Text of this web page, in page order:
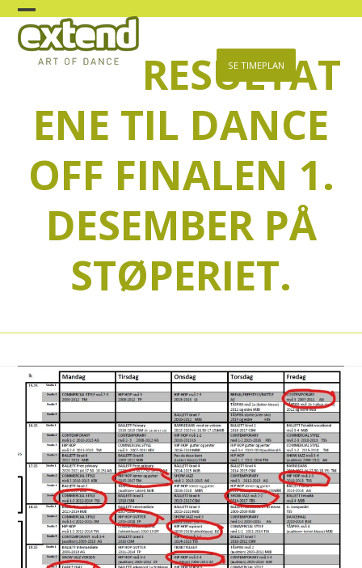
Skip
content
Open
mobile
Close
mobile
SE TIMEPLAN
RESULTAT
ENE TIL DANCE
OFF FINALEN 1.
DESEMBER PÅ
STØPERIET.